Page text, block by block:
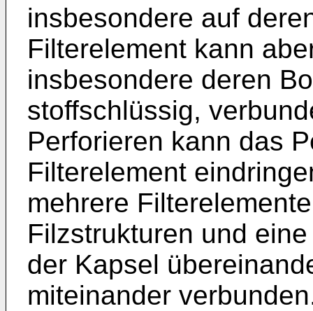
insbesondere auf
Filterelement kann
insbesondere deren
stoffschlüssig,
Perforieren kann das
Filterelement
mehrere
Filzstrukturen und
der Kapsel
miteinander